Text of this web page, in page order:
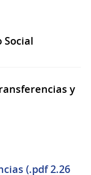
y
(.pdf 2.26